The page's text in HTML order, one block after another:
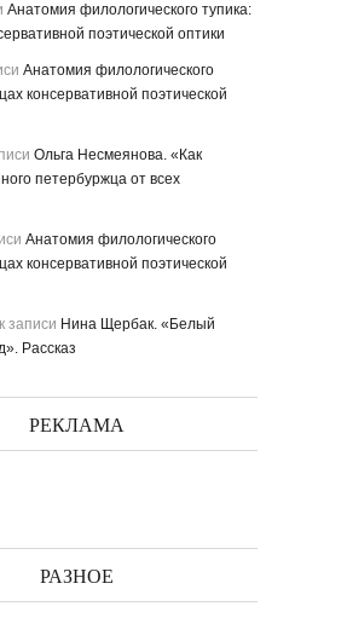
Анатомия филологического тупика:
поэтической оптики
Анатомия филологического
консервативной поэтической
Ольга Несмеянова. «Как
петербуржца от всех
Анатомия филологического
консервативной поэтической
к записи Нина Щербак. «Белый
Рассказ
РЕКЛАМА
РАЗНОЕ